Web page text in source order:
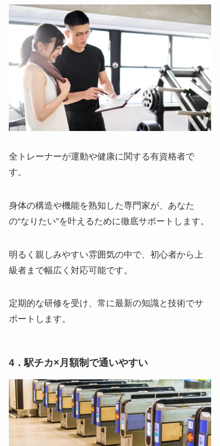
全トレーナーが運動や健康に関する有資格者で
す。
身体の構造や機能を熟知した専門家が、あなた
の“なりたい”を叶えるために徹底サポートします。
明るく親しみやすい雰囲気の中で、初心者から上
級者まで幅広く対応可能です。
定期的な研修を受け、常に最新の知識と技術でサ
ポートします。
4．駅チカ×月額制で通いやすい